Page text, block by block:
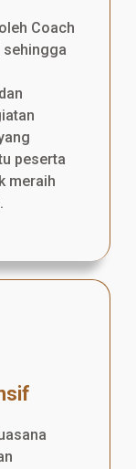
Coach
peserta
meraih